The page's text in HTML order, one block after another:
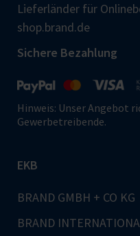
Lieferländer für
shop.brand.de
Sichere Bezahlung
Hinweis: Unser Angebot
Gewerbetreibende.
EKB
BRAND GMBH + CO KG
BRAND